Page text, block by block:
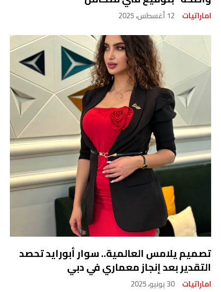
اماراتيات 12 أغسطس، 2025
تصميم يلامس العالمية.. سوار أبورايد تحصد
التقدير بعد إنجاز معماري في دبي
اماراتيات 30 يونيو، 2025